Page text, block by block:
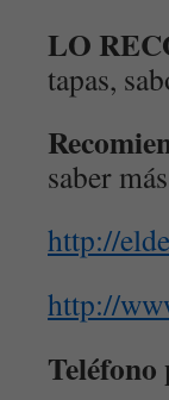
LO
tapas,
saber
http://
http://